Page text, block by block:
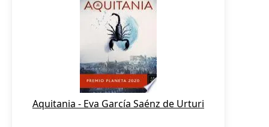
Aquitania - Eva García Saénz de Urturi